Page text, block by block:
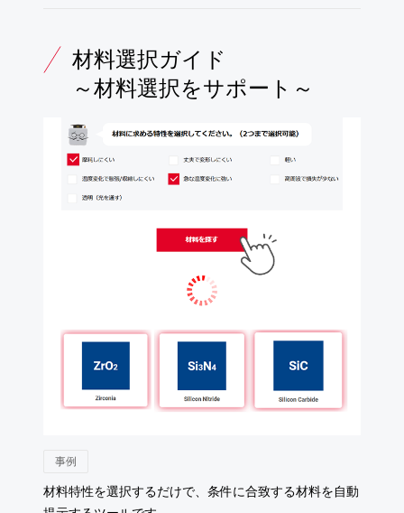
材料選択ガイド
～材料選択をサポート～
事例
材料特性を選択するだけで、条件に合致する材料を自動